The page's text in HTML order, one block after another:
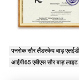
पनरोक सौर लैंडस्केप बाड़
आईपी65 एबीएस सौर बाड़ लाइट